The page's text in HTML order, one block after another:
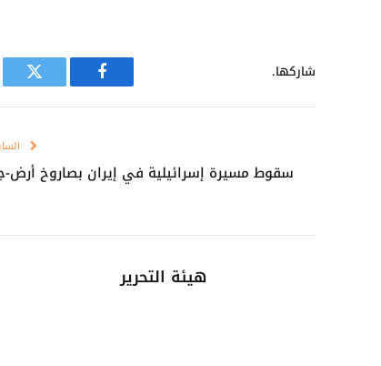
شاركها.
فيسبوك تويتر
سقوط مسيرة إسرائيلية في إيران بصاروخ أرض-
هيئة التحرير